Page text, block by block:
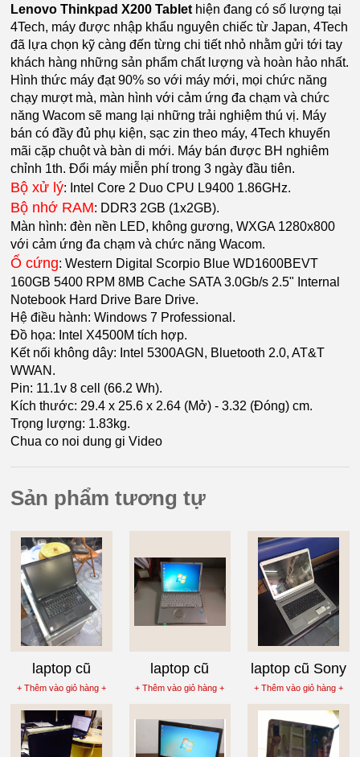
Lenovo Thinkpad X200 Tablet hiện đang có số lượng tại
4Tech, máy được nhập khẩu nguyên chiếc từ Japan, 4Tech
đã lựa chọn kỹ càng đến từng chi tiết nhỏ nhằm gửi tới tay
khách hàng những sản phẩm chất lượng và hoàn hảo nhất.
Hình thức máy đạt 90% so với máy mới, mọi chức năng
chạy mượt mà, màn hình với cảm ứng đa chạm và chức
năng Wacom sẽ mang lại những trải nghiệm thú vị. Máy
bán có đầy đủ phụ kiện, sạc zin theo máy, 4Tech khuyến
mãi cặp chuột và bàn di mới. Máy bán được BH nghiêm
chỉnh 1th. Đổi máy miễn phí trong 3 ngày đầu tiên.
Bộ xử lý: Intel Core 2 Duo CPU L9400 1.86GHz.
Bộ nhớ RAM: DDR3 2GB (1x2GB).
Màn hình: đèn nền LED, không gương, WXGA 1280x800
với cảm ứng đa chạm và chức năng Wacom.
Ổ cứng: Western Digital Scorpio Blue WD1600BEVT
160GB 5400 RPM 8MB Cache SATA 3.0Gb/s 2.5" Internal
Notebook Hard Drive Bare Drive.
Hệ điều hành: Windows 7 Professional.
Đồ họa: Intel X4500M tích hợp.
Kết nối không dây: Intel 5300AGN, Bluetooth 2.0, AT&T
WWAN.
Pin: 11.1v 8 cell (66.2 Wh).
Kích thước: 29.4 x 25.6 x 2.64 (Mở) - 3.32 (Đóng) cm.
Trọng lượng: 1.83kg.
Chua co noi dung gi Video
Sản phẩm tương tự
laptop cũ
Lenovo
ThinkPad T500
giá 3 triệu 600k
+ Thêm vào giỏ hàng +
laptop cũ
Panasonic CF
T8 giá 2 triệu
+ Thêm vào giỏ hàng +
laptop cũ Sony
Vaio VGN-
NR398E giá 3
triệu 800k
+ Thêm vào giỏ hàng +